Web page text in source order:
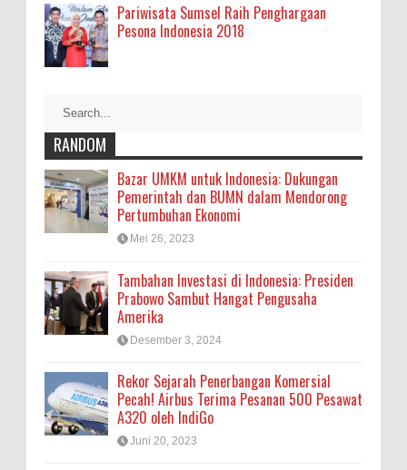
Pariwisata Sumsel Raih Penghargaan
Pesona Indonesia 2018
RANDOM
Bazar UMKM untuk Indonesia: Dukungan
Pemerintah dan BUMN dalam Mendorong
Pertumbuhan Ekonomi
Mei 26, 2023
Tambahan Investasi di Indonesia: Presiden
Prabowo Sambut Hangat Pengusaha
Amerika
Desember 3, 2024
Rekor Sejarah Penerbangan Komersial
Pecah! Airbus Terima Pesanan 500 Pesawat
A320 oleh IndiGo
Juni 20, 2023